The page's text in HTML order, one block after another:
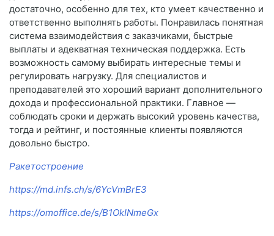
достаточно, особенно для тех, кто умеет качественно и
ответственно выполнять работы. Понравилась понятная
система взаимодействия с заказчиками, быстрые
выплаты и адекватная техническая поддержка. Есть
возможность самому выбирать интересные темы и
регулировать нагрузку. Для специалистов и
преподавателей это хороший вариант дополнительного
дохода и профессиональной практики. Главное —
соблюдать сроки и держать высокий уровень качества,
тогда и рейтинг, и постоянные клиенты появляются
довольно быстро.
Ракетостроение
https://md.infs.ch/s/6YcVmBrE3
https://omoffice.de/s/B1OkINmeGx